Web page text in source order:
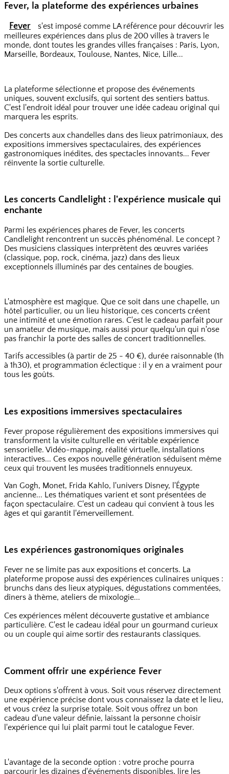
Fever, la plateforme des expériences urbaines
Fever
s'est imposé comme LA référence pour découvrir les
meilleures expériences dans plus de 200 villes à travers le
monde, dont toutes les grandes villes françaises : Paris, Lyon,
Marseille, Bordeaux, Toulouse, Nantes, Nice, Lille...
La plateforme sélectionne et propose des événements
uniques, souvent exclusifs, qui sortent des sentiers battus.
C'est l'endroit idéal pour trouver une idée cadeau original qui
marquera les esprits.
Des concerts aux chandelles dans des lieux patrimoniaux, des
expositions immersives spectaculaires, des expériences
gastronomiques inédites, des spectacles innovants... Fever
réinvente la sortie culturelle.
Les concerts Candlelight : l'expérience musicale qui
enchante
Parmi les expériences phares de Fever, les concerts
Candlelight rencontrent un succès phénoménal. Le concept ?
Des musiciens classiques interprètent des œuvres variées
(classique, pop, rock, cinéma, jazz) dans des lieux
exceptionnels illuminés par des centaines de bougies.
L'atmosphère est magique. Que ce soit dans une chapelle, un
hôtel particulier, ou un lieu historique, ces concerts créent
une intimité et une émotion rares. C'est le cadeau parfait pour
un amateur de musique, mais aussi pour quelqu'un qui n'ose
pas franchir la porte des salles de concert traditionnelles.
Tarifs accessibles (à partir de 25 - 40 €), durée raisonnable (1h
à 1h30), et programmation éclectique : il y en a vraiment pour
tous les goûts.
Les expositions immersives spectaculaires
Fever propose régulièrement des expositions immersives qui
transforment la visite culturelle en véritable expérience
sensorielle. Vidéo-mapping, réalité virtuelle, installations
interactives... Ces expos nouvelle génération séduisent même
ceux qui trouvent les musées traditionnels ennuyeux.
Van Gogh, Monet, Frida Kahlo, l'univers Disney, l'Égypte
ancienne... Les thématiques varient et sont présentées de
façon spectaculaire. C'est un cadeau qui convient à tous les
âges et qui garantit l'émerveillement.
Les expériences gastronomiques originales
Fever ne se limite pas aux expositions et concerts. La
plateforme propose aussi des expériences culinaires uniques :
brunchs dans des lieux atypiques, dégustations commentées,
dîners à thème, ateliers de mixologie...
Ces expériences mêlent découverte gustative et ambiance
particulière. C'est le cadeau idéal pour un gourmand curieux
ou un couple qui aime sortir des restaurants classiques.
Comment offrir une expérience Fever
Deux options s'offrent à vous. Soit vous réservez directement
une expérience précise dont vous connaissez la date et le lieu,
et vous créez la surprise totale. Soit vous offrez un bon
cadeau d'une valeur définie, laissant la personne choisir
l'expérience qui lui plaît parmi tout le catalogue Fever.
L'avantage de la seconde option : votre proche pourra
parcourir les dizaines d'événements disponibles, lire les